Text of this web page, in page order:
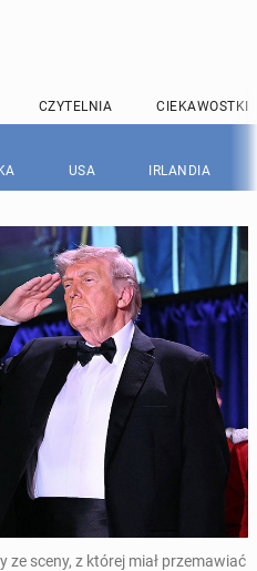
CZYTELNIA CIEKAWOSTKI
USA IRLANDIA
ze sceny, z której miał przemawiać